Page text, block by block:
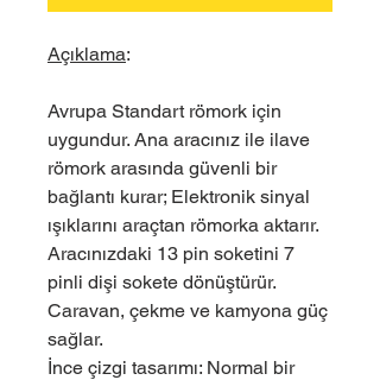
Açıklama:
Avrupa Standart römork için
uygundur. Ana aracınız ile ilave
römork arasında güvenli bir
bağlantı kurar; Elektronik sinyal
ışıklarını araçtan römorka aktarır.
Aracınızdaki 13 pin soketini 7
pinli dişi sokete dönüştürür.
Caravan, çekme ve kamyona güç
sağlar.
İnce çizgi tasarımı: Normal bir